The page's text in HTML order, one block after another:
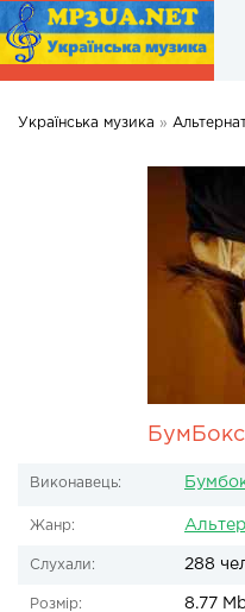
Українська музика »
Виконавець:
Жанр:
Слухали: 288
Розмір: 8.77